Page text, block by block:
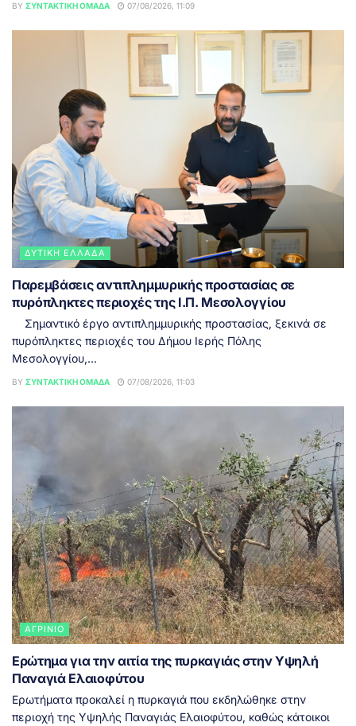
BY ΣΥΝΤΑΚΤΙΚΉ ΟΜΆΔΑ 07/08/2026, 11:09
ΔΥΤΙΚΉ ΕΛΛΆΔΑ
Παρεμβάσεις αντιπλημμυρικής προστασίας σε
πυρόπληκτες περιοχές της Ι.Π. Μεσολογγίου
Σημαντικό έργο αντιπλημμυρικής προστασίας, ξεκινά σε
πυρόπληκτες περιοχές του Δήμου Ιερής Πόλης
Μεσολογγίου,...
BY ΣΥΝΤΑΚΤΙΚΉ ΟΜΆΔΑ 07/08/2026, 11:03
ΑΓΡΊΝΙΟ
Ερώτημα για την αιτία της πυρκαγιάς στην Υψηλή
Παναγιά Ελαιοφύτου
Ερωτήματα προκαλεί η πυρκαγιά που εκδηλώθηκε στην
περιοχή της Υψηλής Παναγιάς Ελαιοφύτου, καθώς κάτοικοι